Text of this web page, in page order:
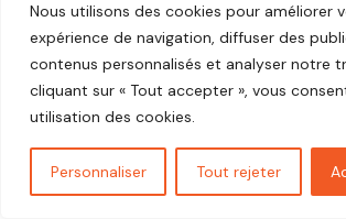
Nous utilisons des cookies pour améliorer
expérience de navigation, diffuser des
contenus personnalisés et analyser notre
cliquant sur « Tout accepter », vous
utilisation des cookies.
Personnaliser Tout rejeter